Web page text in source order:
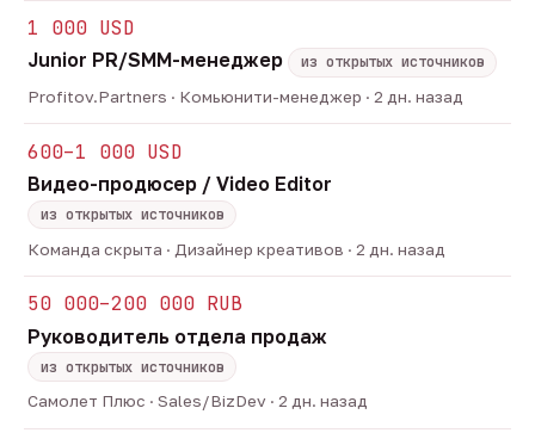
1 000 USD
Junior PR/SMM-менеджер
из открытых источников
Profitov.Partners · Комьюнити-менеджер · 2 дн. назад
600–1 000 USD
Видео-продюсер / Video Editor
из открытых источников
Команда скрыта · Дизайнер креативов · 2 дн. назад
50 000–200 000 RUB
Руководитель отдела продаж
из открытых источников
Самолет Плюс · Sales/BizDev · 2 дн. назад